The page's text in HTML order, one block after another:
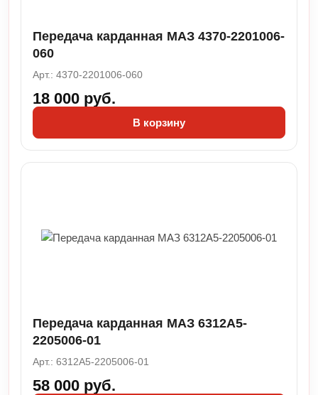
Передача карданная МАЗ 4370-2201006-
060
Арт.: 4370-2201006-060
18 000 руб.
В корзину
Передача карданная МАЗ 6312А5-
2205006-01
Арт.: 6312А5-2205006-01
58 000 руб.